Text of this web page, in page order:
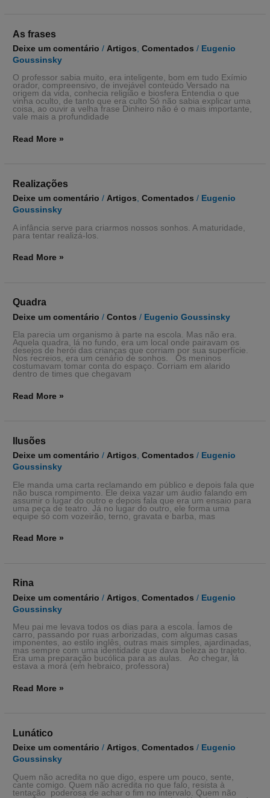
As frases
Deixe um comentário / Artigos ,Comentados / Eugenio
Goussinsky
O professor sabia muito, era inteligente, bom em tudo Exímio
orador, compreensivo, de invejável conteúdo Versado na
origem da vida, conhecia religião e biosfera Entendia o que
vinha oculto, de tanto que era culto Só não sabia explicar uma
coisa, ao ouvir a velha frase Dinheiro não é o mais importante,
vale mais a profundidade
As
frases
Read More »
Realizações
Deixe um comentário /Artigos,Comentados / Eugenio
Goussinsky
A infância serve para criarmos nossos sonhos. A maturidade,
para tentar realizá-los.
Realizações
Read More »
Quadra
Deixe um comentário /Contos / Eugenio Goussinsky
Ela parecia um organismo à parte na escola. Mas não era.
Aquela quadra, lá no fundo, era um local onde pairavam os
desejos de herói das crianças que corriam por sua superfície.
Nos recreios, era um cenário de sonhos. Os meninos
costumavam tomar conta do espaço. Corriam em alarido
dentro de times que chegavam
Quadra
Read More »
Ilusões
Deixe um comentário /Artigos,Comentados / Eugenio
Goussinsky
Ele manda uma carta reclamando em público e depois fala que
não busca rompimento. Ele deixa vazar um áudio falando em
assumir o lugar do outro e depois fala que era um ensaio para
uma peça de teatro. Já no lugar do outro, ele forma uma
equipe só com vozeirão, terno, gravata e barba, mas
Ilusões
Read More »
Rina
Deixe um comentário / Artigos ,Comentados / Eugenio
Goussinsky
Meu pai me levava todos os dias para a escola. Íamos de
carro, passando por ruas arborizadas, com algumas casas
imponentes, ao estilo inglês, outras mais simples, ajardinadas,
mas sempre com uma identidade que dava beleza ao trajeto.
Era uma preparação bucólica para as aulas. Ao chegar, lá
estava a morá (em hebraico, professora)
Rina
Read More »
Lunático
Deixe um comentário /Artigos,Comentados / Eugenio
Goussinsky
Quem não acredita no que digo, espere um pouco, sente,
cante comigo. Quem não acredita no que falo, resista à
tentação poderosa de achar o fim no intervalo. Quem não
Lunático